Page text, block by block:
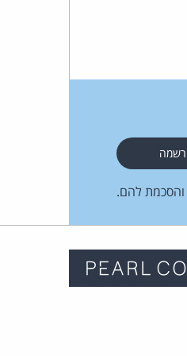
והסכמת להם.